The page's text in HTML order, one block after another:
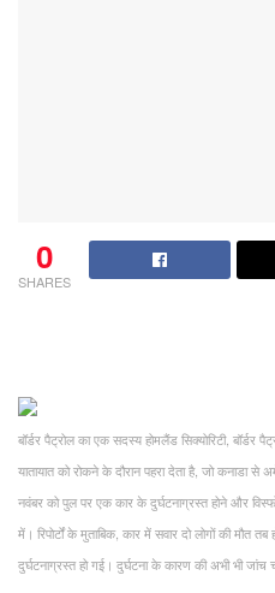
0
SHARES
बॉर्डर पैट्रोल का एक सदस्य होमलैंड सिक्योरिटी, बॉर्डर
यातायात को रोकने के दौरान पहरा देता है, जो कनाडा
नवंबर को पुल पर एक कार के दुर्घटनाग्रस्त होने और
में। रिपोर्टों के मुताबिक, कार में सवार दो लोगों की मौत
दुर्घटनाग्रस्त हो गई। दुर्घटना के कारण की अभी भी जांच